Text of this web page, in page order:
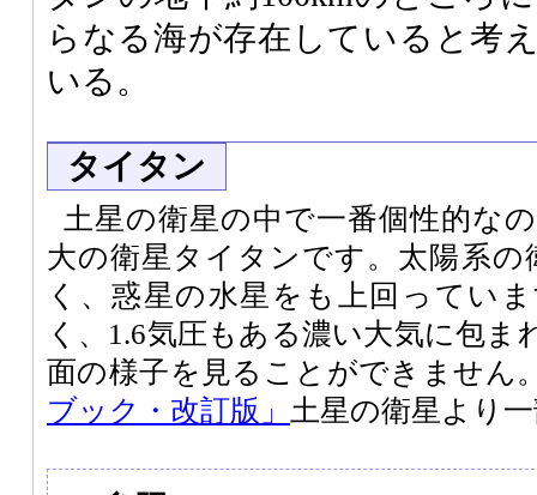
らなる海が存在していると考
いる。
タイタン
土星の衛星の中で一番個性的な
大の衛星タイタンです。太陽系の
く、惑星の水星をも上回ってい
く、1.6気圧もある濃い大気に包ま
面の様子を見ることができません
ブック・改訂版」 土星の衛星より